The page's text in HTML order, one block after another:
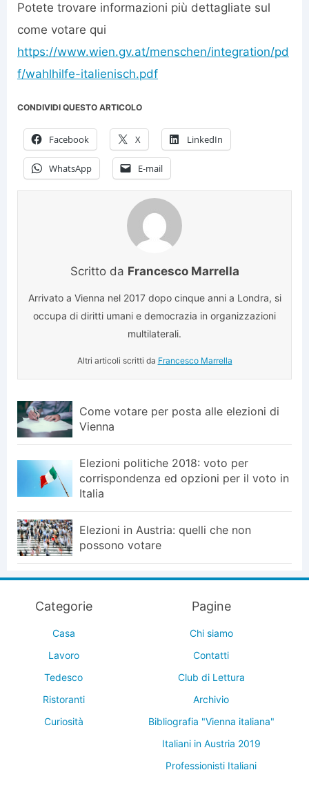
Potete trovare informazioni più dettagliate sul
come votare qui
https://www.wien.gv.at/menschen/integration/pd
f/wahlhilfe-italienisch.pdf
CONDIVIDI QUESTO ARTICOLO
Facebook X LinkedIn
WhatsApp E-mail
Scritto da Francesco Marrella
Arrivato a Vienna nel 2017 dopo cinque anni a Londra, si
occupa di diritti umani e democrazia in organizzazioni
multilaterali.
Altri articoli scritti da Francesco Marrella
Come votare per posta alle elezioni di
Vienna
Elezioni politiche 2018: voto per
corrispondenza ed opzioni per il voto in
Italia
Elezioni in Austria: quelli che non
possono votare
Categorie
Casa
Lavoro
Tedesco
Ristoranti
Curiosità
Pagine
Chi siamo
Contatti
Club di Lettura
Archivio
Bibliografia "Vienna italiana"
Italiani in Austria 2019
Professionisti Italiani